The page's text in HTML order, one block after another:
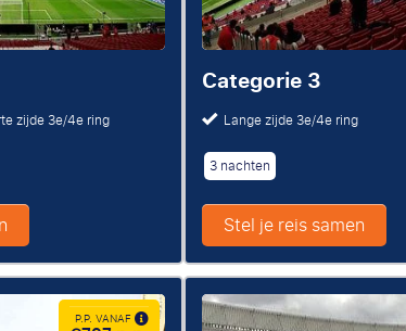
zijde 3e/4e ring
Categorie 3
Lange zijde3e/4e ring
3 nachten
Stel je reis samen
P.P. VANAF